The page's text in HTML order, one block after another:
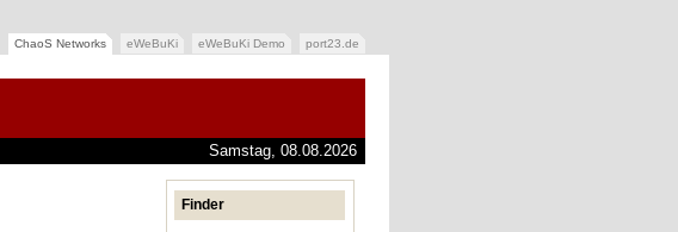
ChaoS Networks eWeBuKi eWeBuKi Demo port23.de
Samstag, 08.08.2026
Finder